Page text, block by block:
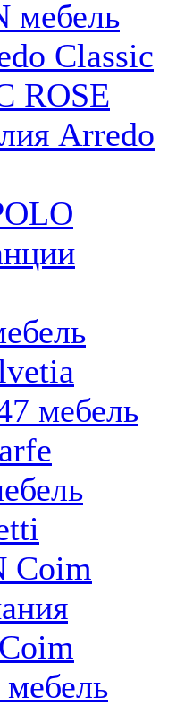
мебель
Classic
ROSE
Arredo
мебель
Coim